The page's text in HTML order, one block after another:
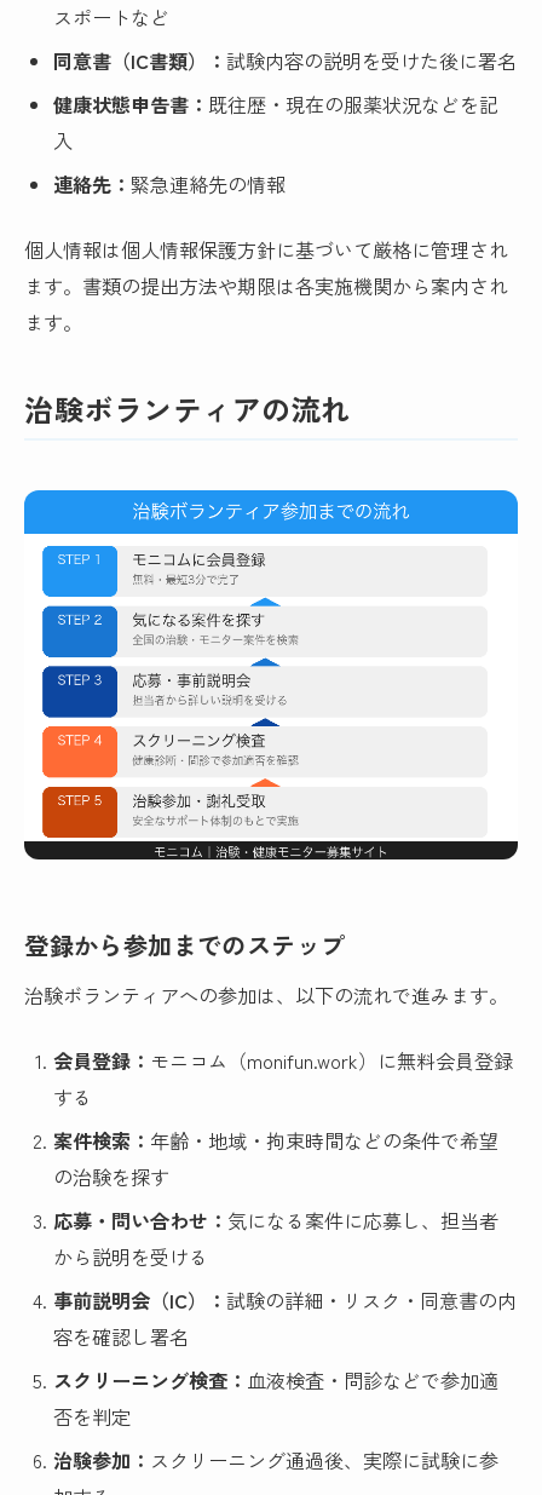
スポートなど
同意書（IC書類）：試験内容の説明を受けた後に署名
健康状態申告書： 既往歴・現在の服薬状況などを記
入
連絡先：緊急連絡先の情報
個人情報は個人情報保護方針に基づいて厳格に管理され
ます。書類の提出方法や期限は各実施機関から案内され
ます。
治験ボランティアの流れ
登録から参加までのステップ
治験ボランティアへの参加は、以下の流れで進みます。
会員登録： モニコム（monifun.work）に無料会員登録
する
案件検索： 年齢・地域・拘束時間などの条件で希望
の治験を探す
応募・問い合わせ： 気になる案件に応募し、担当者
から説明を受ける
事前説明会（IC）：試験の詳細・リスク・同意書の内
容を確認し署名
スクリーニング検査： 血液検査・問診などで参加適
否を判定
治験参加： スクリーニング通過後、実際に試験に参